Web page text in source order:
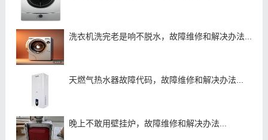
洗衣机洗完老是响不脱水，故障维修和解决办法...
天燃气热水器故障代码，故障维修和解决办法...
晚上不敢用壁挂炉，故障维修和解决办法...